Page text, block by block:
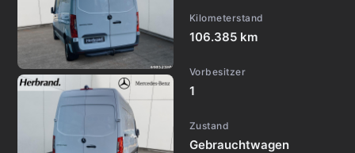
Kilometerstand
106.385 km
Vorbesitzer
1
Zustand
Gebrauchtwagen